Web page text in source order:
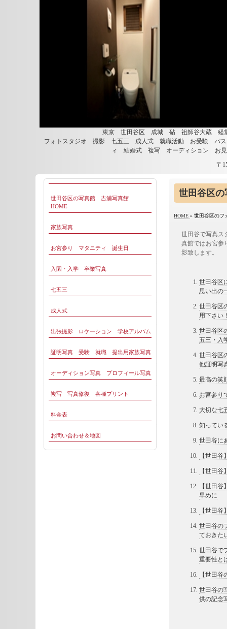
東京 世田谷区 成城 砧 祖師谷大蔵
フォトスタジオ 撮影 七五三 成人式 就職活動 お受験 パ
ィ 結婚式 複写 オーディション お
〒
世田谷区
HOME » 世田谷区のフ
世田谷で写真ス
真館ではお宮参
影致します。
世田谷区
思い出の
世田谷区
用下さい
世田谷区
五三・入
世田谷区
他証明写
最高の笑
お宮参り
大切な七
知ってい
世田谷に
【世田
【世田
【世田
早めに
【世田
世田谷の
ておきた
世田谷で
重要性と
【世田
世田谷の
供の記念
世田谷区の写真館 吉浦写真館
HOME
家族写真
お宮参り マタニティ 誕生日
入園・入学 卒業写真
七五三
成人式
出張撮影 ロケーション 学校アルバム
証明写真 受験 就職 提出用家族写真
オーディション写真 プロフィール写真
複写 写真修復 各種プリント
料金表
お問い合わせ＆地図